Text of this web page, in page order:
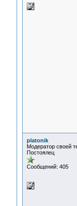
platonik
Модератор своей
Постоялец
Сообщений: 405